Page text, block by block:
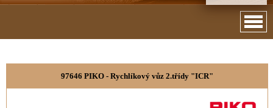
97646 PIKO - Rychlíkový vůz 2.třídy "ICR"